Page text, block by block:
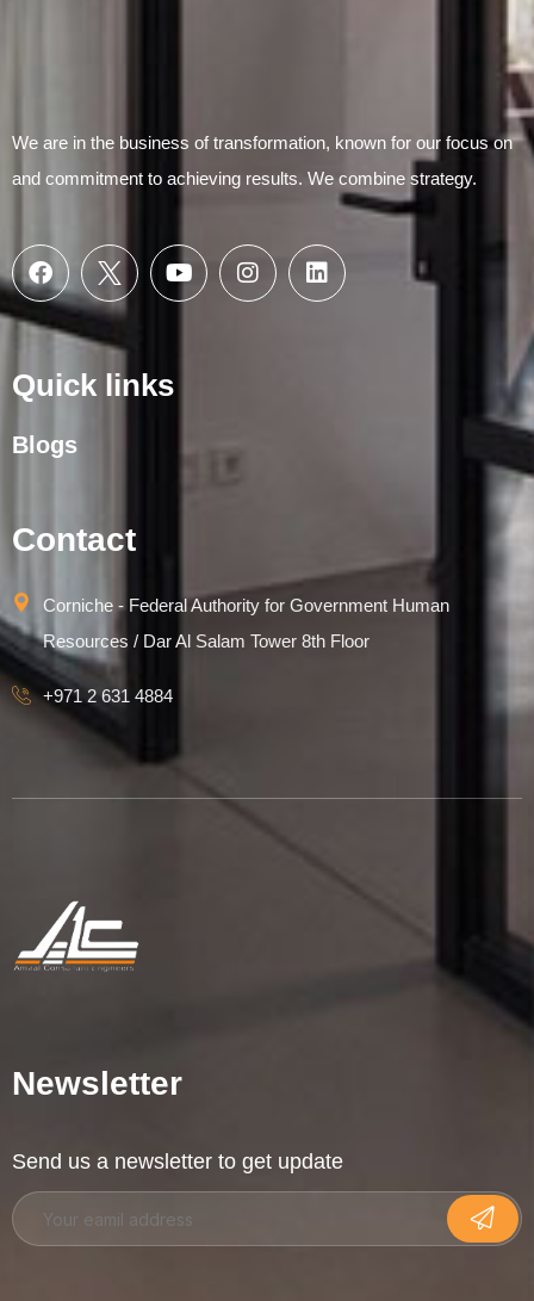
We are in the business of transformation, known for our focus on
and commitment to achieving results. We combine strategy.
Quick links
Blogs
Contact
Corniche - Federal Authority for Government Human
Resources / Dar Al Salam Tower 8th Floor
+971 2 631 4884
Newsletter
Send us a newsletter to get update